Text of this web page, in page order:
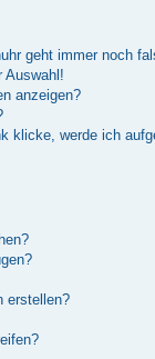
geht immer noch
Auswahl!
anzeigen?
klicke, werde ich
erstellen?